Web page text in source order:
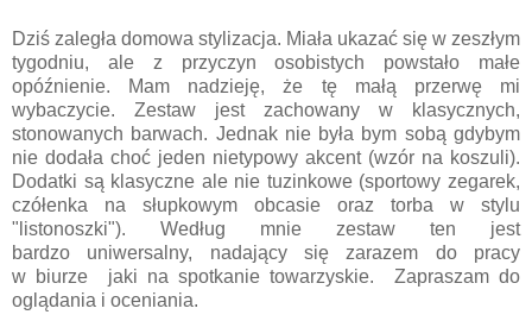
Dziś zaległa domowa stylizacja. Miała ukazać się w zeszłym
tygodniu, ale z przyczyn osobistych powstało małe
opóźnienie. Mam nadzieję, że tę małą przerwę mi
wybaczycie. Zestaw jest zachowany w klasycznych,
stonowanych barwach. Jednak nie była bym sobą gdybym
nie dodała choć jeden nietypowy akcent (wzór na koszuli).
Dodatki są klasyczne ale nie tuzinkowe (sportowy zegarek,
czółenka na słupkowym obcasie oraz torba w stylu
"listonoszki"). Według mnie zestaw ten jest
bardzo uniwersalny, nadający się zarazem do pracy
w biurze jaki na spotkanie towarzyskie. Zapraszam do
oglądania i oceniania.